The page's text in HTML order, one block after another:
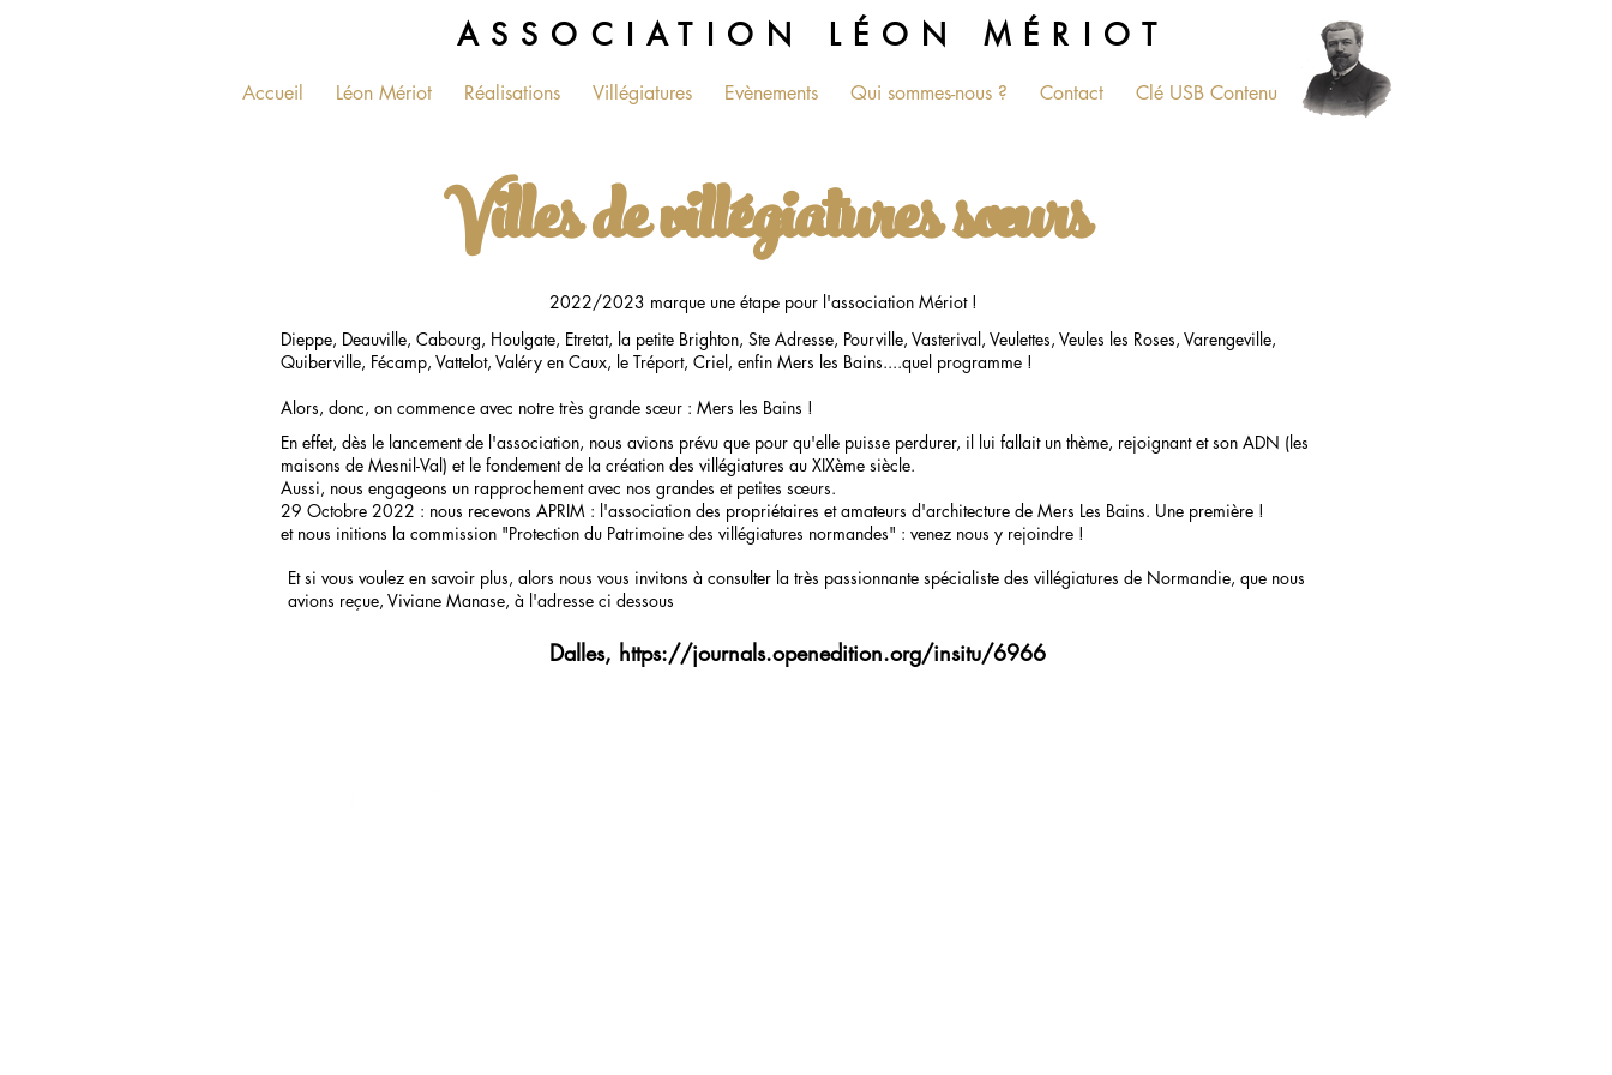
Accueil Léon Mériot Réalisations Villégiatures Evènements Qui sommes-nous ? Contact Clé USB Contenu PLUS...
ASSOCIATION LÉON MÉRIOT
Villes de villégiaturessœurs
2022/2023 marque une étape pour l'association Mériot !
Dieppe, Deauville, Cabourg, Houlgate, Etretat, la petite Brighton, Ste Adresse, Pourville, Vasterival, Veulettes, Veules les Roses, Varengeville,
Quiberville, Fécamp, Vattelot, Valéry en Caux, le Tréport, Criel, enfin Mers les Bains....quel programme !
Alors, donc, on commence avec notre très grande sœur : Mers les Bains !
En effet, dès le lancement de l'association, nous avions prévu que pour qu'elle puisse perdurer, il lui fallait un thème, rejoignant et son ADN (les
maisons de Mesnil-Val) et le fondement de la création des villégiatures au XIXème siècle.
Aussi, nous engageons un rapprochement avec nos grandes et petites sœurs.
29 Octobre 2022 : nous recevons APRIM : l'association des propriétaires et amateurs d'architecture de Mers Les Bains. Une première !
et nous initions la commission "Protection du Patrimoine des villégiatures normandes" : venez nous y rejoindre !
Et si vous voulez en savoir plus, alors nous vous invitons à consulter la très passionnante spécialiste des villégiatures de Normandie, que nous
avions reçue, Viviane Manase, à l'adresse ci dessous
Dalles, https://journals.openedition.org/insitu/6966